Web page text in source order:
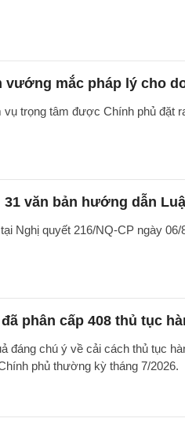
mắc pháp lý cho
trọng tâm được Chính phủ đặt
31 văn bản hướng dẫn
Nghị quyết 216/NQ-CP ngày
đã phân cấp 408 thủ tục
đáng chú ý về cải cách thủ tục
phủ thường kỳ tháng 7/2026.